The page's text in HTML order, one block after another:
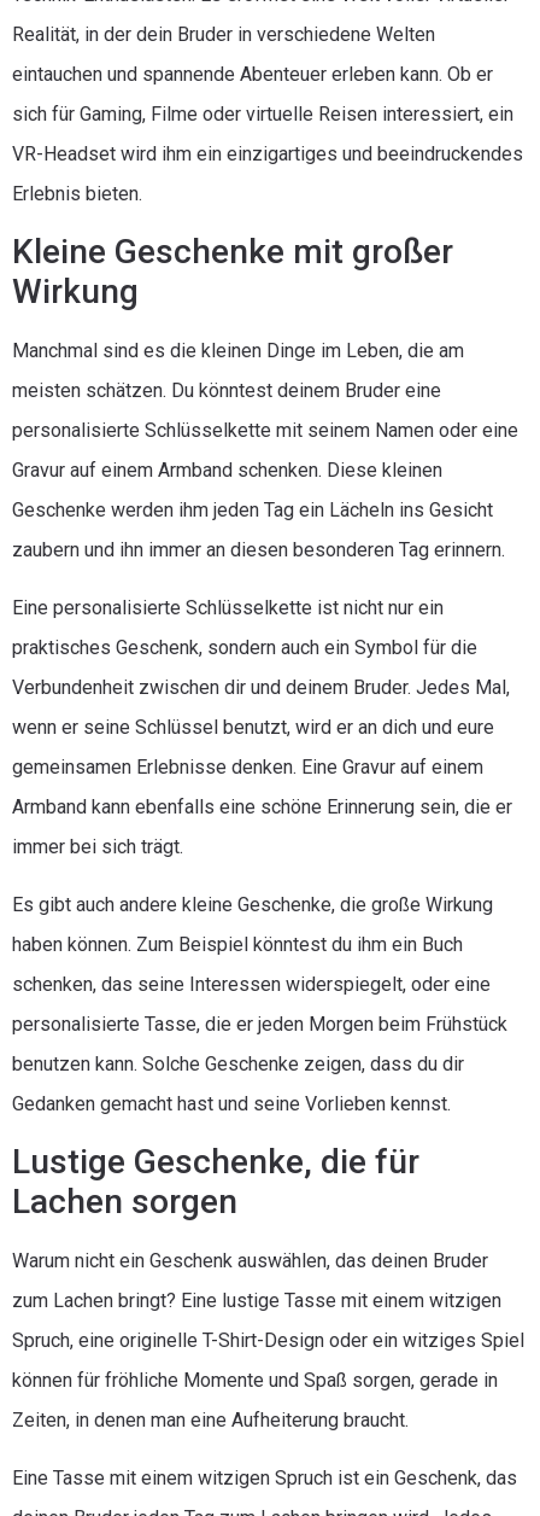
Realität, in der dein Bruder in verschiedene Welten
eintauchen und spannende Abenteuer erleben kann. Ob er
sich für Gaming, Filme oder virtuelle Reisen interessiert, ein
VR-Headset wird ihm ein einzigartiges und beeindruckendes
Erlebnis bieten.
Kleine Geschenke mit großer
Wirkung
Manchmal sind es die kleinen Dinge im Leben, die am
meisten schätzen. Du könntest deinem Bruder eine
personalisierte Schlüsselkette mit seinem Namen oder eine
Gravur auf einem Armband schenken. Diese kleinen
Geschenke werden ihm jeden Tag ein Lächeln ins Gesicht
zaubern und ihn immer an diesen besonderen Tag erinnern.
Eine personalisierte Schlüsselkette ist nicht nur ein
praktisches Geschenk, sondern auch ein Symbol für die
Verbundenheit zwischen dir und deinem Bruder. Jedes Mal,
wenn er seine Schlüssel benutzt, wird er an dich und eure
gemeinsamen Erlebnisse denken. Eine Gravur auf einem
Armband kann ebenfalls eine schöne Erinnerung sein, die er
immer bei sich trägt.
Es gibt auch andere kleine Geschenke, die große Wirkung
haben können. Zum Beispiel könntest du ihm ein Buch
schenken, das seine Interessen widerspiegelt, oder eine
personalisierte Tasse, die er jeden Morgen beim Frühstück
benutzen kann. Solche Geschenke zeigen, dass du dir
Gedanken gemacht hast und seine Vorlieben kennst.
Lustige Geschenke, die für
Lachen sorgen
Warum nicht ein Geschenk auswählen, das deinen Bruder
zum Lachen bringt? Eine lustige Tasse mit einem witzigen
Spruch, eine originelle T-Shirt-Design oder ein witziges Spiel
können für fröhliche Momente und Spaß sorgen, gerade in
Zeiten, in denen man eine Aufheiterung braucht.
Eine Tasse mit einem witzigen Spruch ist ein Geschenk, das